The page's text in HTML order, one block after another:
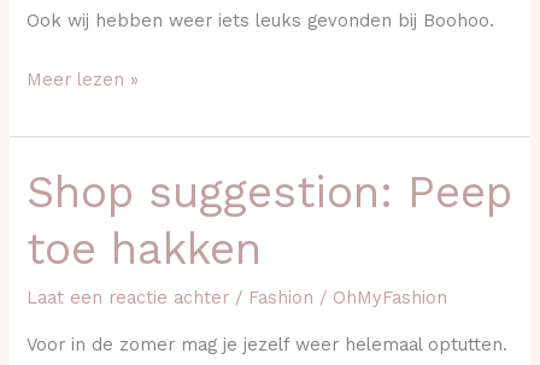
Ook wij hebben weer iets leuks gevonden bij Boohoo.
Meer lezen »
Shop suggestion: Peep
toe hakken
Laat een reactie achter / Fashion / OhMyFashion
Voor in de zomer mag je jezelf weer helemaal optutten.
Shop
suggestion:
Peep
hakken